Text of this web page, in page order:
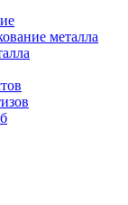
металла